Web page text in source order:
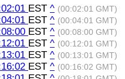
EST ^ (00:02:01 GMT)
EST ^ (00:04:01 GMT)
EST ^ (00:08:00 GMT)
EST ^ (00:12:01 GMT)
EST ^ (00:13:01 GMT)
EST ^ (00:16:02 GMT)